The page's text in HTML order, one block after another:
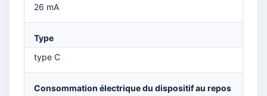
26 mA
Type
type C
Consommation électrique du dispositif au repos